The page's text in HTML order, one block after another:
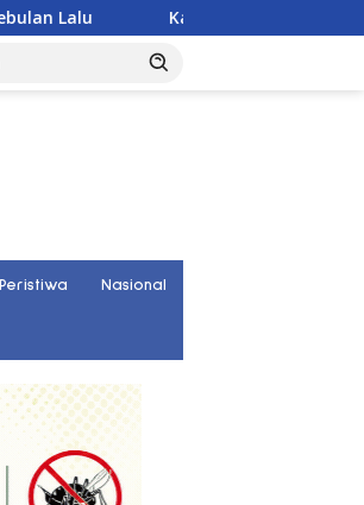
Karyawan PT UKK Hilang Saat Cek
Peristiwa Nasional